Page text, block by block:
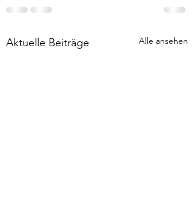
Aktuelle Beiträge Alle ansehen